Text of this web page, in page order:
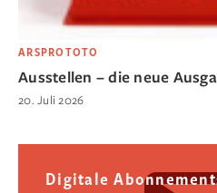
ARSPROTOTO
Ausstellen – die neue
20. Juli 2026
Digitale